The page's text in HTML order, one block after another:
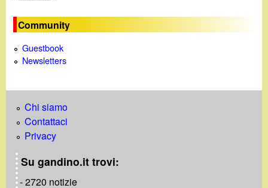
Community
Guestbook
Newsletters
Chi siamo
Contattaci
Privacy
Su gandino.it trovi:
- 2720 notizie